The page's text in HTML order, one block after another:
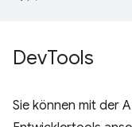
DevTools
Sie können mit der